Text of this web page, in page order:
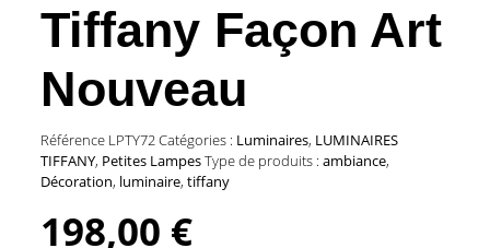
Tiffany Façon Art
Nouveau
Référence LPTY72Catégories : Luminaires, LUMINAIRES
TIFFANY, Petites LampesType de produits : ambiance,
Décoration, luminaire,tiffany
198,00 €